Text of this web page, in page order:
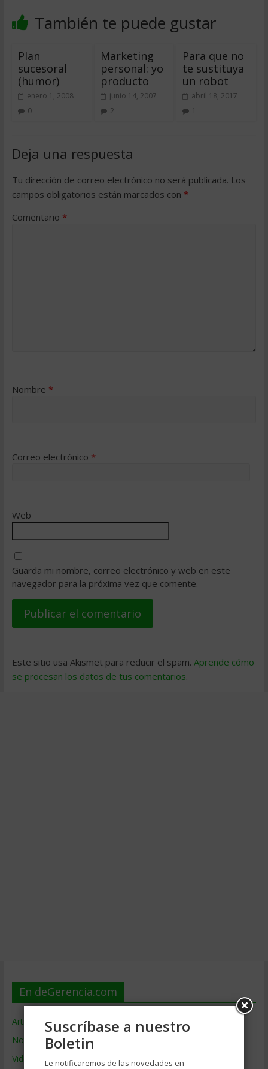
También te puede gustar
Plan
sucesoral
(humor)
enero 1, 2008
0
Marketing
personal: yo
producto
junio 14, 2007
2
Para que no
te sustituya
un robot
abril 18, 2017
1
Deja una respuesta
Tu dirección de correo electrónico no será publicada. Los
campos obligatorios están marcados con *
Comentario *
Nombre *
Correo electrónico *
Web
Guarda mi nombre, correo electrónico y web en este
navegador para la próxima vez que comente.
Este sitio usa Akismet para reducir el spam. Aprende cómo
se procesan los datos de tus comentarios.
En deGerencia.com
Artículos de Gerencia
Noticias de Gerencia
Videos de Gerencia
Suscríbase a nuestro
Boletin
Le notificaremos de las novedades en